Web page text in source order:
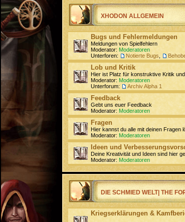
XHODON ALLGEMEIN
Bugs und Fehlermeldungen
Meldungen von Spielfehlern
Moderator: Moderatoren
Unterforen:
Notierte Bugs ,
Lob und Kritik
Hier ist Platz für konstruktive Kritik
Moderator: Moderatoren
Unterforum:
Archiv Alpha 1
Feedback
Gebt uns euer Feedback
Moderator: Moderatoren
Fragen
Hier kannst du alle mit deinen Fragen
Moderator: Moderatoren
Ideen und
Deine Kreativität und Ideen sind hier
Moderator: Moderatoren
DIE SCHMIED WELT| THE
Kriegserklärungen &